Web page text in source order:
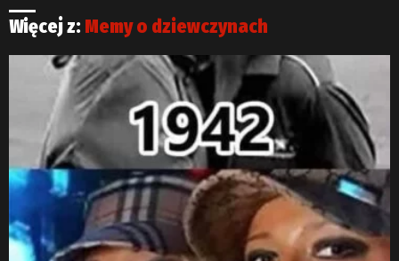
Więcej z: Memy o dziewczynach